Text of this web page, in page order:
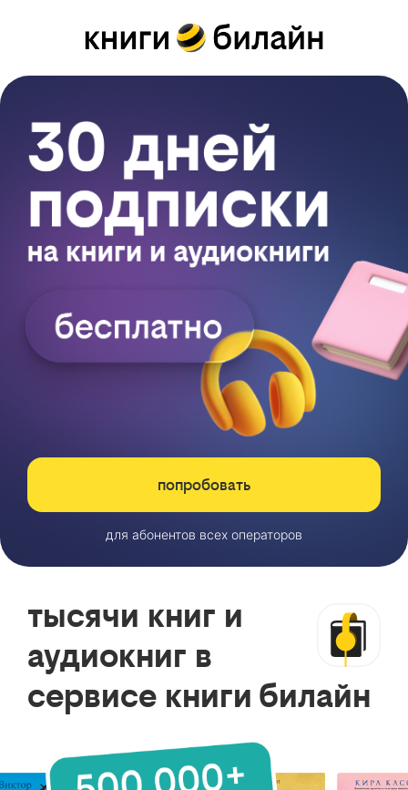
попробовать
для абонентов всех операторов
тысячи книг и
аудиокниг в
сервисе книги билайн